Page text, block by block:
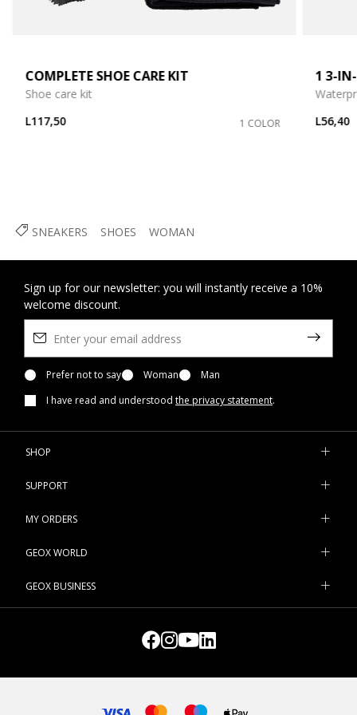
SNEAKERS SHOES WOMAN
COMPLETE SHOE CARE KIT
Shoe care kit
L117,50
1 COLOR
1 3-
L56,40
Sign up for our newsletter: you will instantly receive a 10%
welcome discount.
Prefer not to say Woman
Man
I have read and understood the privacy statement.
SHOP
SUPPORT
MY ORDERS
GEOX WORLD
GEOX BUSINESS